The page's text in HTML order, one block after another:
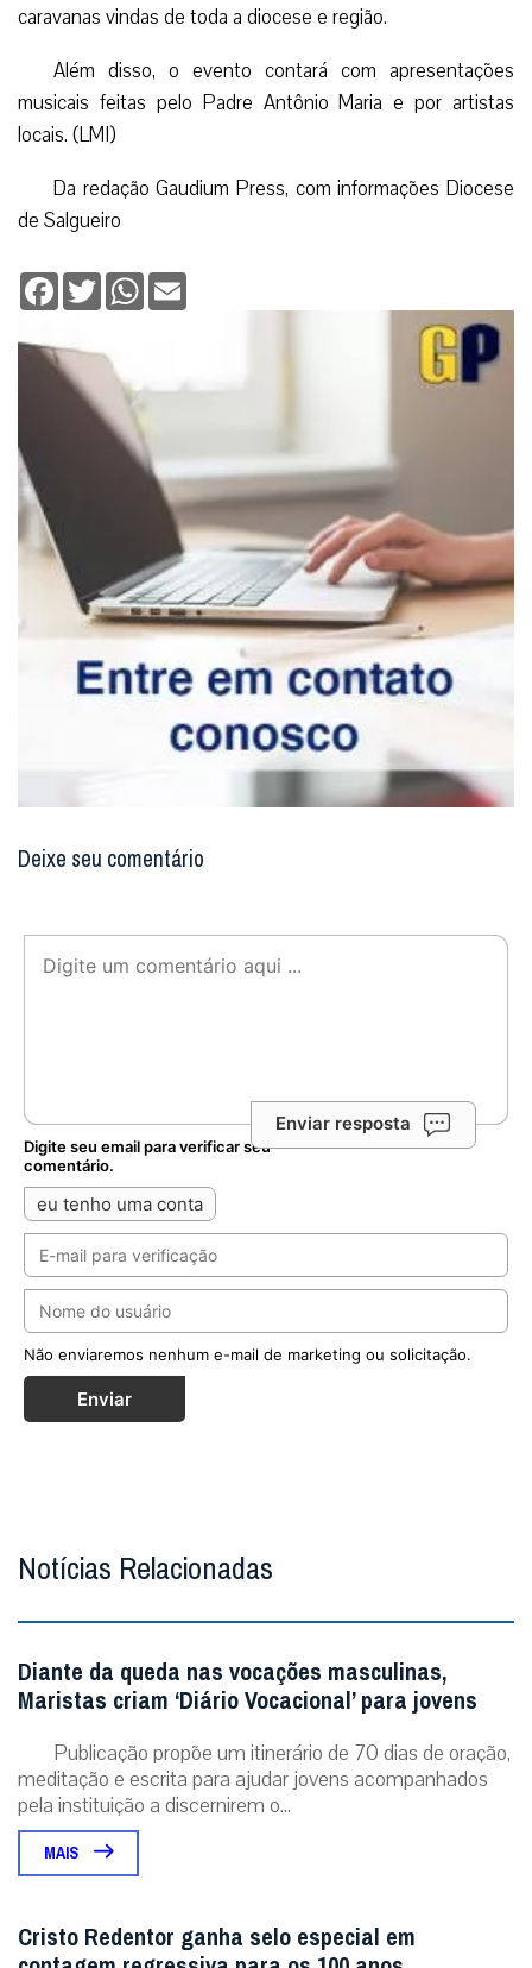
caravanas vindas de toda a diocese e região.
Além disso, o evento contará com apresentações
musicais feitas pelo Padre Antônio Maria e por artistas
locais. (LMI)
Da redação Gaudium Press, com informações Diocese
de Salgueiro
Facebook
TwitterWhatsApp
Deixe seu comentário
Enviar resposta
Digite seu email para verificar seu
comentário.
eu tenho uma conta
Não enviaremos nenhum e-mail de marketing ou solicitação.
Enviar
Notícias Relacionadas
Diante da queda nas vocações masculinas,
Maristas criam ‘Diário Vocacional’ para jovens
Publicação propõe um itinerário de 70 dias de oração,
meditação e escrita para ajudar jovens acompanhados
pela instituição a discernirem o...
MAIS
Cristo Redentor ganha selo especial em